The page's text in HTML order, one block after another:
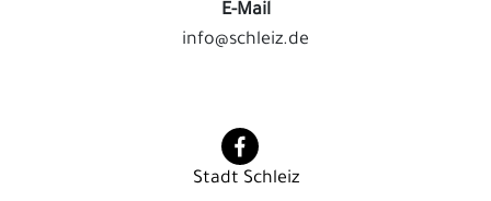
E-Mail
info@schleiz.de
Stadt Schleiz